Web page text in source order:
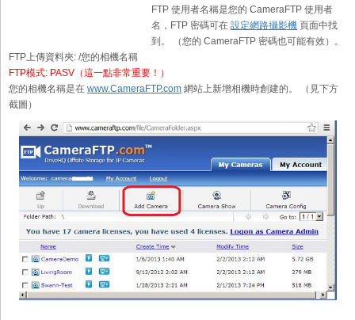
FTP 使用者名稱是您的 CameraFTP 使用者
名，FTP 密碼可在 設定網路攝影機 頁面中找
到。 （您的 CameraFTP 密碼也可能有效）。
FTP上傳資料夾: /您的相機名稱
FTP模式: PASV（這一點非常重要！）
您的相機名稱是在 www.CameraFTP.com 網站上新增相機時創建的。 （見下方
截圖）